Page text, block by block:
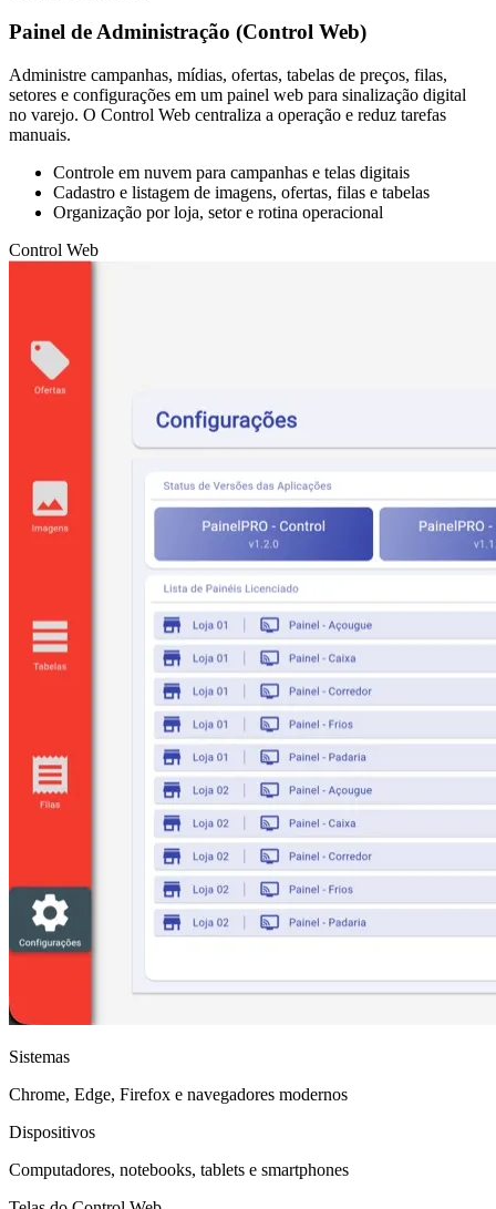
Painel de Administração (Control Web)
Administre campanhas, mídias, ofertas, tabelas de preços, filas,
setores e configurações em um painel web para sinalização digital
no varejo. O Control Web centraliza a operação e reduz tarefas
manuais.
Controle em nuvem para campanhas e telas digitais
Cadastro e listagem de imagens, ofertas, filas e tabelas
Organização por loja, setor e rotina operacional
Control Web
Sistemas
Chrome, Edge, Firefox e navegadores modernos
Dispositivos
Computadores, notebooks, tablets e smartphones